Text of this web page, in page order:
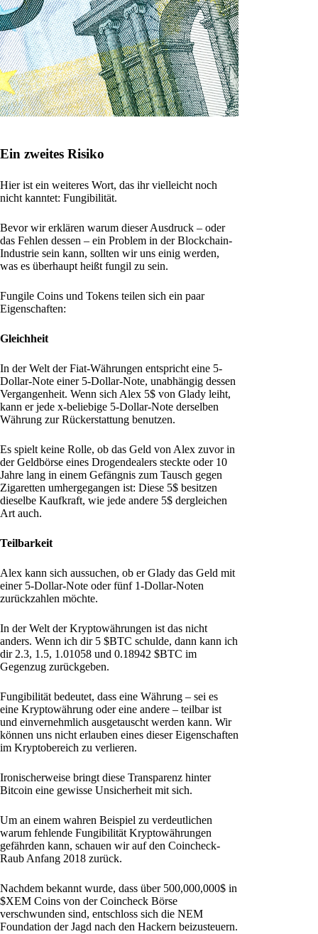
Ein zweites Risiko
Hier ist ein weiteres Wort, das ihr vielleicht noch
nicht kanntet: Fungibilität.
Bevor wir erklären warum dieser Ausdruck – oder
das Fehlen dessen – ein Problem in der Blockchain-
Industrie sein kann, sollten wir uns einig werden,
was es überhaupt heißt fungil zu sein.
Fungile Coins und Tokens teilen sich ein paar
Eigenschaften:
Gleichheit
In der Welt der Fiat-Währungen entspricht eine 5-
Dollar-Note einer 5-Dollar-Note, unabhängig dessen
Vergangenheit. Wenn sich Alex 5$ von Glady leiht,
kann er jede x-beliebige 5-Dollar-Note derselben
Währung zur Rückerstattung benutzen.
Es spielt keine Rolle, ob das Geld von Alex zuvor in
der Geldbörse eines Drogendealers steckte oder 10
Jahre lang in einem Gefängnis zum Tausch gegen
Zigaretten umhergegangen ist: Diese 5$ besitzen
dieselbe Kaufkraft, wie jede andere 5$ dergleichen
Art auch.
Teilbarkeit
Alex kann sich aussuchen, ob er Glady das Geld mit
einer 5-Dollar-Note oder fünf 1-Dollar-Noten
zurückzahlen möchte.
In der Welt der Kryptowährungen ist das nicht
anders. Wenn ich dir 5 $BTC schulde, dann kann ich
dir 2.3, 1.5, 1.01058 und 0.18942 $BTC im
Gegenzug zurückgeben.
Fungibilität bedeutet, dass eine Währung – sei es
eine Kryptowährung oder eine andere – teilbar ist
und einvernehmlich ausgetauscht werden kann. Wir
können uns nicht erlauben eines dieser Eigenschaften
im Kryptobereich zu verlieren.
Ironischerweise bringt diese Transparenz hinter
Bitcoin eine gewisse Unsicherheit mit sich.
Um an einem wahren Beispiel zu verdeutlichen
warum fehlende Fungibilität Kryptowährungen
gefährden kann, schauen wir auf den Coincheck-
Raub Anfang 2018 zurück.
Nachdem bekannt wurde, dass über 500,000,000$ in
$XEM Coins von der Coincheck Börse
verschwunden sind, entschloss sich die NEM
Foundation der Jagd nach den Hackern beizusteuern.